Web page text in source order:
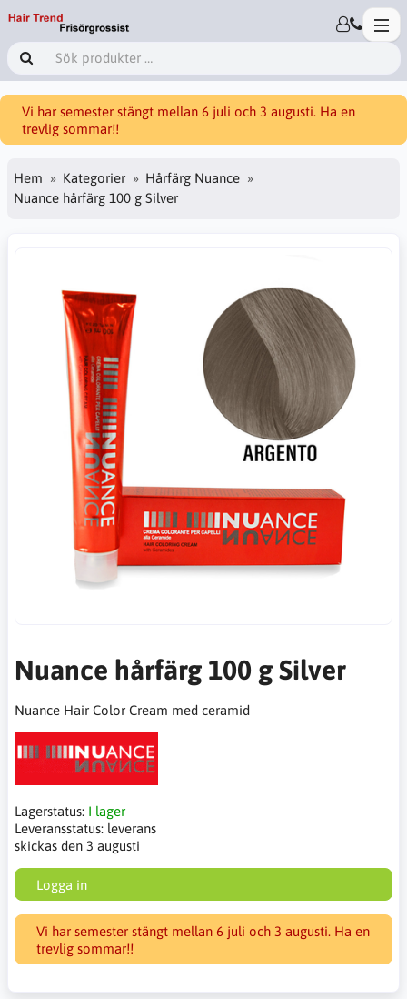
Vi har semester stängt mellan 6 juli och 3 augusti. Ha en
trevlig sommar!!
Hem Kategorier
Hårfärg Nuance
Nuance hårfärg 100 g Silver
Nuance hårfärg 100 g Silver
Nuance Hair Color Cream med ceramid
Lagerstatus: I lager
Leveransstatus: leverans
skickas den 3 augusti
Logga in
Vi har semester stängt mellan 6 juli och 3 augusti. Ha en
trevlig sommar!!